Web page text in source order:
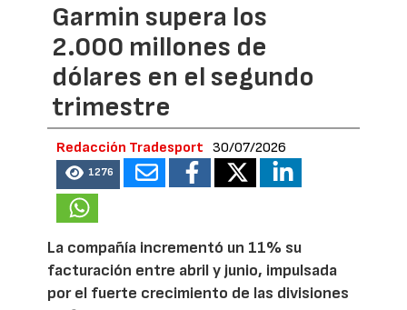
Garmin supera los
2.000 millones de
dólares en el segundo
trimestre
Redacción Tradesport 30/07/2026
1276
La compañía incrementó un 11% su
facturación entre abril y junio, impulsada
por el fuerte crecimiento de las divisiones